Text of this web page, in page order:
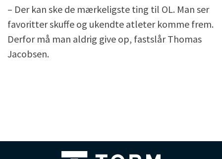
– Der kan ske de mærkeligste ting til OL. Man ser
favoritter skuffe og ukendte atleter komme frem.
Derfor må man aldrig give op, fastslår Thomas
Jacobsen.